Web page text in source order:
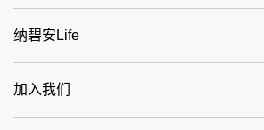
纳碧安Life
加入我们